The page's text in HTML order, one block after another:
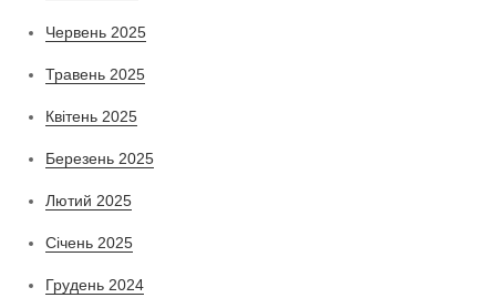
Червень 2025
Травень 2025
Квітень 2025
Березень 2025
Лютий 2025
Січень 2025
Грудень 2024